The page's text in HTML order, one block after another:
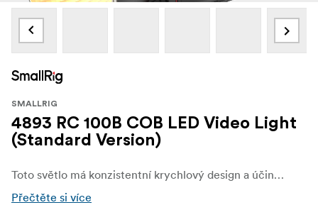
SMALLRIG
4893 RC 100B COB LED Video Light
(Standard Version)
Toto světlo má konzistentní krychlový design a účinný chladicí systém vyvinutý nezávisle společností SmallRig. Video světlo RC 100B COB LED o velikosti dlaně je pouze o třetinu menší než tradiční video světlo COB LED a váží pouhých 700 g.
Přečtěte si více